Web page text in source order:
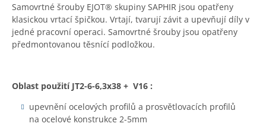
Samovrtné šrouby EJOT® skupiny SAPHIR jsou opatřeny
klasickou vrtací špičkou. Vrtají, tvarují závit a upevňují díly v
jedné pracovní operaci. Samovrtné šrouby jsou opatřeny
předmontovanou těsnící podložkou.
Oblast použití JT2-6-6,3x38 + V16 :
upevnění ocelových profilů a prosvětlovacích profilů
na ocelové konstrukce 2-5mm